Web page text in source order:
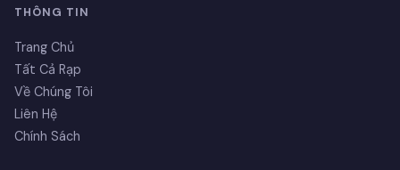
THÔNG TIN
Trang Chủ
Tất Cả Rạp
Về Chúng Tôi
Liên Hệ
Chính Sách